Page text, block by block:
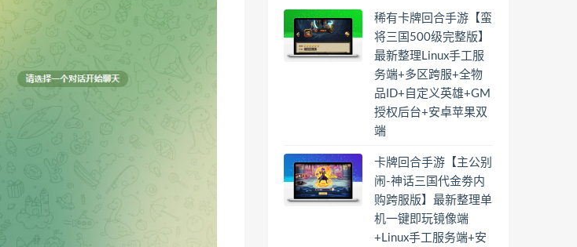
稀有卡牌回合手游【蛮
将三国500级完整版】
最新整理Linux手工服
务端+多区跨服+全物
品ID+自定义英雄+GM
授权后台+安卓苹果双
端
卡牌回合手游【主公别
闹-神话三国代金劵内
购跨服版】最新整理单
机一键即玩镜像端
+Linux手工服务端+安